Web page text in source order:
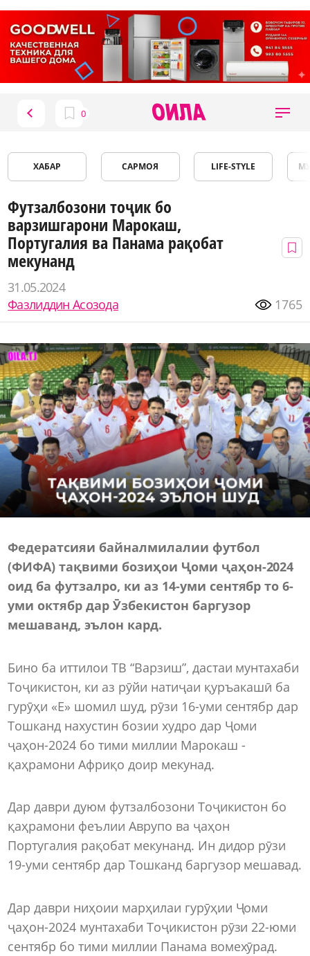
ХАБАР САРМОЯ LIFE-STYLE
Футзалбозони тоҷик бо
варзишгарони Марокаш,
Португалия ва Панама рақобат
мекунанд
31.05.2024
Фазлиддин Асозода
1765
Федератсияи байналмилалии футбол
(ФИФА) тақвими бозиҳои Ҷоми ҷаҳон-2024
оид ба футзалро, ки аз 14-уми сентябр то 6-
уми октябр дар Ӯзбекистон баргузор
мешаванд, эълон кард.
Бино ба иттилои ТВ “Варзиш”, дастаи мунтахаби
Тоҷикистон, ки аз рӯйи натиҷаи қуръакашӣ ба
гурӯҳи «Е» шомил шуд, рӯзи 16-уми сентябр дар
Тошканд нахустин бозии худро дар Ҷоми
ҷаҳон-2024 бо тими миллии Марокаш -
қаҳрамони Африқо доир мекунад.
Дар даври дуюм футзалбозони Тоҷикистон бо
қаҳрамони феълии Аврупо ва ҷаҳон
Португалия рақобат мекунанд. Ин дидор рӯзи
19-уми сентябр дар Тошканд баргузор мешавад.
Дар даври ниҳоии марҳилаи гурӯҳии Ҷоми
ҷаҳон-2024 мунтахаби Тоҷикистон рӯзи 22-юми
сентябр бо тими миллии Панама вомехӯрад.